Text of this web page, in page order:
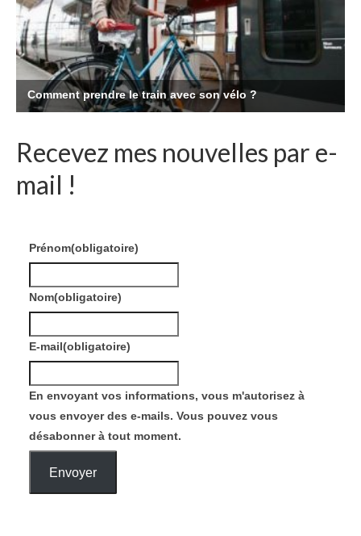
Recevez mes nouvelles par e-
mail !
Prénom(obligatoire)
Nom(obligatoire)
E-mail(obligatoire)
En envoyant vos informations, vous m'autorisez à
vous envoyer des e-mails. Vous pouvez vous
désabonner à tout moment.
Envoyer